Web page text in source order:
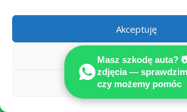
Akceptuję
Odmów
Zobacz preferencje

Masz szkodę auta?
zdjęcia —
czy możemy pomóc